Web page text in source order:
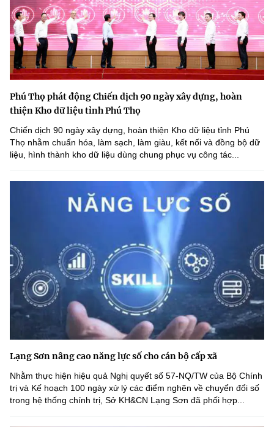
Phú Thọ phát động Chiến dịch 90 ngày xây dựng, hoàn
thiện Kho dữ liệu tỉnh Phú Thọ
Chiến dịch 90 ngày xây dựng, hoàn thiện Kho dữ liệu tỉnh Phú
Thọ nhằm chuẩn hóa, làm sạch, làm giàu, kết nối và đồng bộ dữ
liệu, hình thành kho dữ liệu dùng chung phục vụ công tác...
Lạng Sơn nâng cao năng lực số cho cán bộ cấp xã
Nhằm thực hiện hiệu quả Nghị quyết số 57-NQ/TW của Bộ Chính
trị và Kế hoạch 100 ngày xử lý các điểm nghẽn về chuyển đổi số
trong hệ thống chính trị, Sở KH&CN Lạng Sơn đã phối hợp...